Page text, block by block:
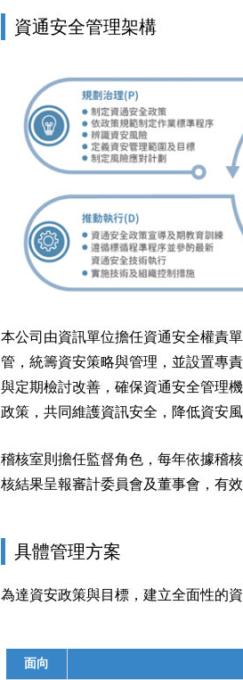
資通安全管理架構
本公司由資訊單位擔任資通安全權責
管，統籌資安策略與管理，並設置專
與定期檢討改善，確保資通安全管理
政策，共同維護資訊安全，降低資安風
稽核室則擔任監督角色，每年依據稽
核結果呈報審計委員會及董事會，有
具體管理方案
為達資安政策與目標，建立全面性的
面向